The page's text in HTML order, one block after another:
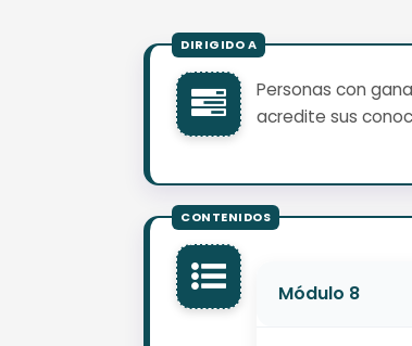
Personas con
acredite sus
Módulo 8